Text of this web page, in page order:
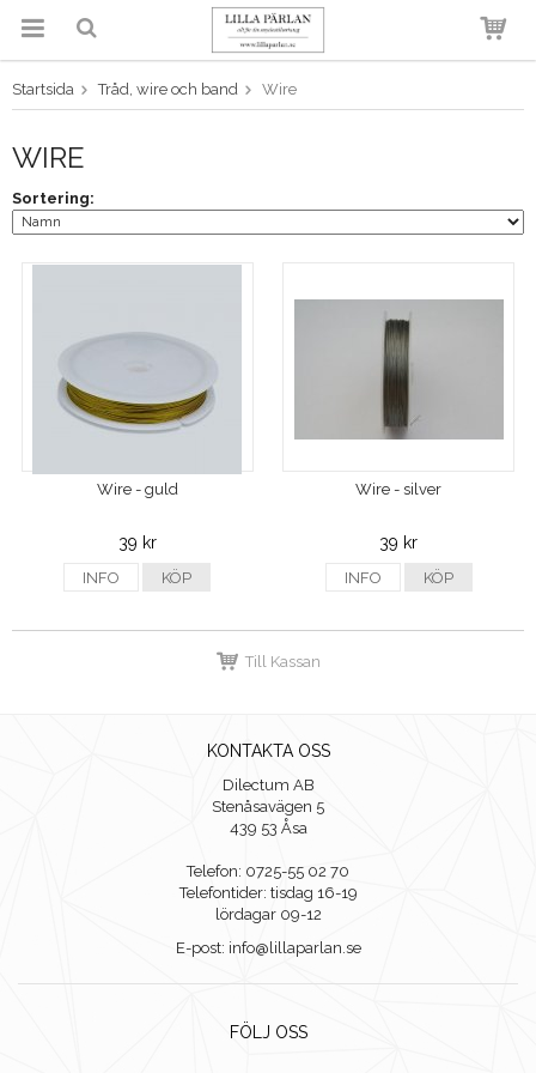
Produkten har blivit tillagd i
varukorgen
Startsida Tråd, wire och band Wire
WIRE
Sortering:
Wire - guld
39 kr
INFO KÖP
Wire - silver
39 kr
INFO KÖP
Till Kassan
KONTAKTA OSS
Dilectum AB
Stenåsavägen 5
439 53 Åsa
Telefon: 0725-55 02 70
Telefontider: tisdag 16-19
lördagar 09-12
E-post: info@lillaparlan.se
FÖLJ OSS